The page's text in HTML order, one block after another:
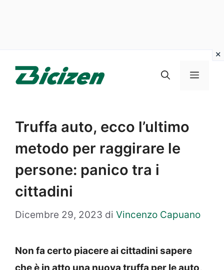
Menu
Truffa auto, ecco l’ultimo
metodo per raggirare le
persone: panico tra i
cittadini
Dicembre 29, 2023 di Vincenzo Capuano
Non fa certo piacere ai cittadini sapere